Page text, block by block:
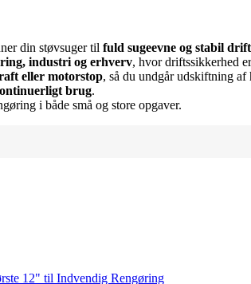
din støvsuger til fuld sugeevne og stabil drift
industri og erhverv, hvor driftssikkerhed
eller motorstop, så du undgår udskiftning af
brug.
i både små og store opgaver.